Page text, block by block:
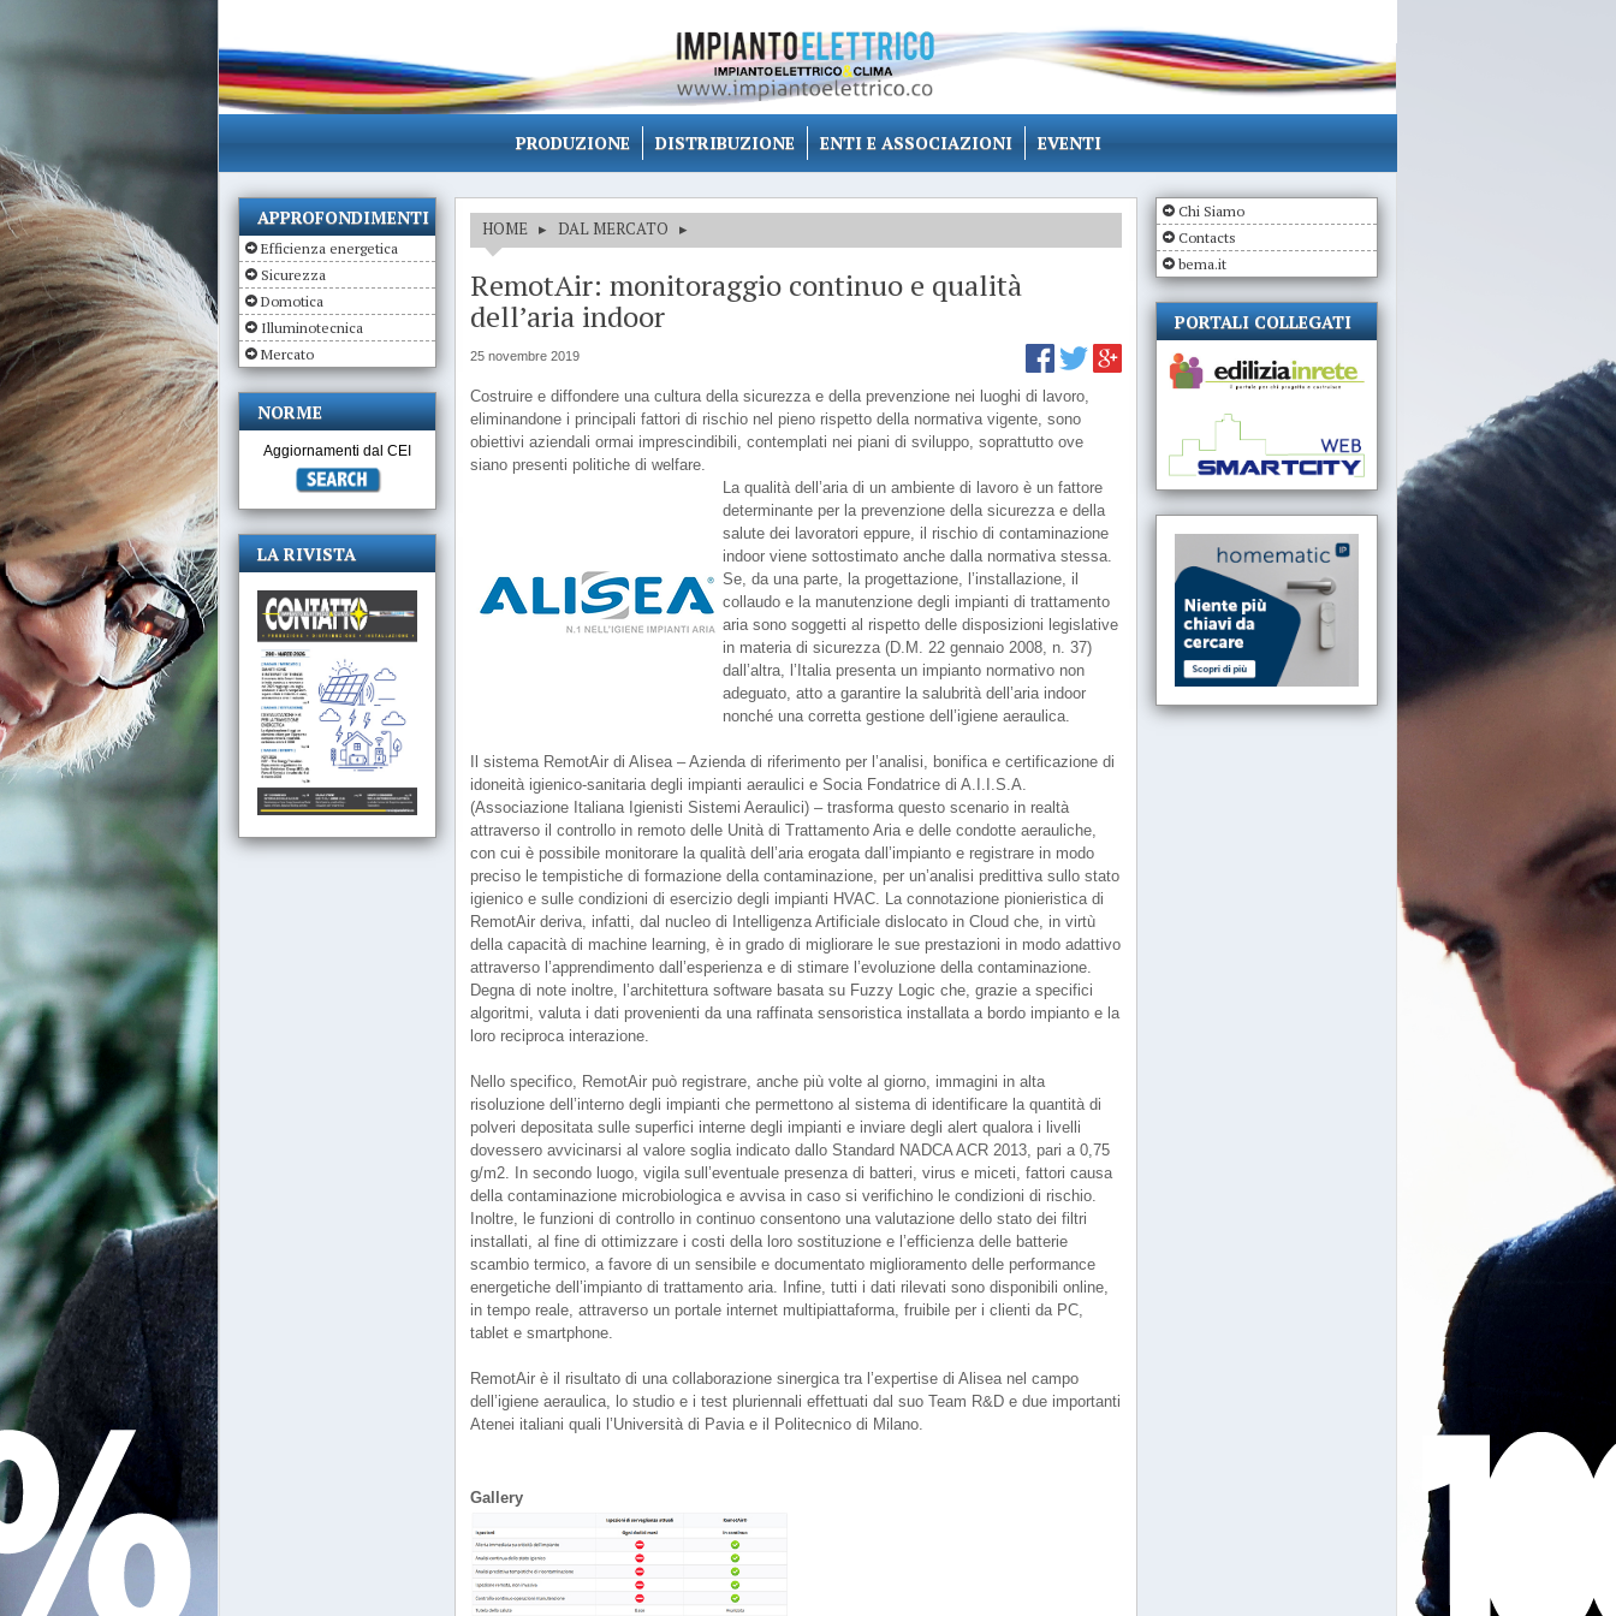
PRODUZIONE DISTRIBUZIONE ENTI E ASSOCIAZIONI EVENTI
HOME ▸ DAL MERCATO ▸
RemotAir: monitoraggio continuo e qualità
dell’aria indoor
25 novembre 2019
Costruire e diffondere una cultura della sicurezza e della prevenzione nei luoghi di lavoro,
eliminandone i principali fattori di rischio nel pieno rispetto della normativa vigente, sono
obiettivi aziendali ormai imprescindibili, contemplati nei piani di sviluppo, soprattutto ove
siano presenti politiche di welfare.
La qualità dell’aria di un ambiente di lavoro è un fattore
determinante per la prevenzione della sicurezza e della
salute dei lavoratori eppure, il rischio di contaminazione
indoor viene sottostimato anche dalla normativa stessa.
Se, da una parte, la progettazione, l’installazione, il
collaudo e la manutenzione degli impianti di trattamento
aria sono soggetti al rispetto delle disposizioni legislative
in materia di sicurezza (D.M. 22 gennaio 2008, n. 37)
dall’altra, l’Italia presenta un impianto normativo non
adeguato, atto a garantire la salubrità dell’aria indoor
nonché una corretta gestione dell’igiene aeraulica.
Il sistema RemotAir di Alisea – Azienda di riferimento per l’analisi, bonifica e certificazione di
idoneità igienico-sanitaria degli impianti aeraulici e Socia Fondatrice di A.I.I.S.A.
(Associazione Italiana Igienisti Sistemi Aeraulici) – trasforma questo scenario in realtà
attraverso il controllo in remoto delle Unità di Trattamento Aria e delle condotte aerauliche,
con cui è possibile monitorare la qualità dell’aria erogata dall’impianto e registrare in modo
preciso le tempistiche di formazione della contaminazione, per un’analisi predittiva sullo stato
igienico e sulle condizioni di esercizio degli impianti HVAC. La connotazione pionieristica di
RemotAir deriva, infatti, dal nucleo di Intelligenza Artificiale dislocato in Cloud che, in virtù
della capacità di machine learning, è in grado di migliorare le sue prestazioni in modo adattivo
attraverso l’apprendimento dall’esperienza e di stimare l’evoluzione della contaminazione.
Degna di note inoltre, l’architettura software basata su Fuzzy Logic che, grazie a specifici
algoritmi, valuta i dati provenienti da una raffinata sensoristica installata a bordo impianto e la
loro reciproca interazione.
Nello specifico, RemotAir può registrare, anche più volte al giorno, immagini in alta
risoluzione dell’interno degli impianti che permettono al sistema di identificare la quantità di
polveri depositata sulle superfici interne degli impianti e inviare degli alert qualora i livelli
dovessero avvicinarsi al valore soglia indicato dallo Standard NADCA ACR 2013, pari a 0,75
g/m2. In secondo luogo, vigila sull’eventuale presenza di batteri, virus e miceti, fattori causa
della contaminazione microbiologica e avvisa in caso si verifichino le condizioni di rischio.
Inoltre, le funzioni di controllo in continuo consentono una valutazione dello stato dei filtri
installati, al fine di ottimizzare i costi della loro sostituzione e l’efficienza delle batterie
scambio termico, a favore di un sensibile e documentato miglioramento delle performance
energetiche dell’impianto di trattamento aria. Infine, tutti i dati rilevati sono disponibili online,
in tempo reale, attraverso un portale internet multipiattaforma, fruibile per i clienti da PC,
tablet e smartphone.
RemotAir è il risultato di una collaborazione sinergica tra l’expertise di Alisea nel campo
dell’igiene aeraulica, lo studio e i test pluriennali effettuati dal suo Team R&D e due importanti
Atenei italiani quali l’Università di Pavia e il Politecnico di Milano.
Gallery
APPROFONDIMENTI
Efficienza energetica
Sicurezza
Domotica
Illuminotecnica
Mercato
NORME
Aggiornamenti dal CEI
LA RIVISTA
Chi Siamo
Contacts
bema.it
PORTALI COLLEGATI